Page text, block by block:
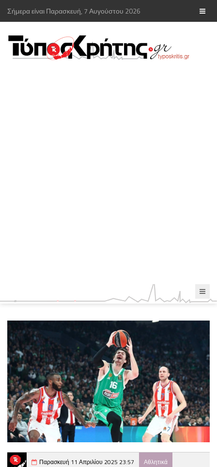
Σήμερα είναι Παρασκευή, 7 Αυγούστου 2026
Παρασκευή 11 Απριλίου 2025 23:57 Αθλητικά